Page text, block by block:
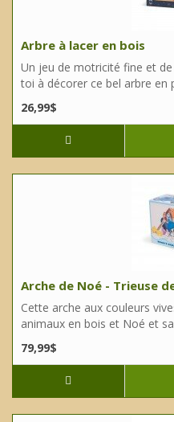
Arbre à lacer en bois
Un jeu de motricité fine et
toi à décorer ce bel arbre en
26,99$
Arche de Noé - Trieuse
Cette arche aux couleurs
animaux en bois et Noé et
79,99$